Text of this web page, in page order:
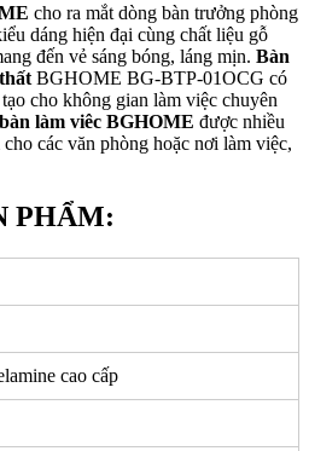
cho ra mắt dòng bàn trưởng phòng
dáng hiện đại cùng chất liệu gỗ
đến vẻ sáng bóng, láng mịn. Bàn
BGHOME BG-BTP-01OCG có
cho không gian làm việc chuyên
bàn làm viêc BGHOME được nhiều
các văn phòng hoặc nơi làm việc,
PHẨM:
cao cấp